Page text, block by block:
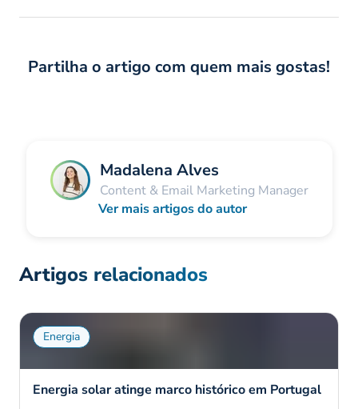
Partilha o artigo com quem mais gostas!
Madalena Alves
Content & Email Marketing Manager
Ver mais artigos do autor
Artigos relacionados
Energia
Energia solar atinge marco histórico em Portugal